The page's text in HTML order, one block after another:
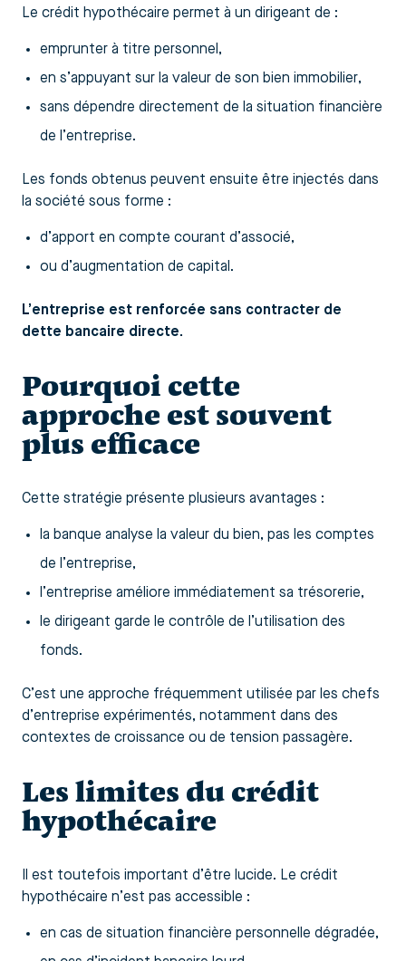
Le crédit hypothécaire permet à un dirigeant de :
emprunter à titre personnel,
en s’appuyant sur la valeur de son bien immobilier,
sans dépendre directement de la situation financière
de l’entreprise.
Les fonds obtenus peuvent ensuite être injectés dans
la société sous forme :
d’apport en compte courant d’associé,
ou d’augmentation de capital.
L’entreprise est renforcée sans contracter de
dette bancaire directe.
Pourquoi cette
approche est souvent
plus efficace
Cette stratégie présente plusieurs avantages :
la banque analyse la valeur du bien, pas les comptes
de l’entreprise,
l’entreprise améliore immédiatement sa trésorerie,
le dirigeant garde le contrôle de l’utilisation des
fonds.
C’est une approche fréquemment utilisée par les chefs
d’entreprise expérimentés, notamment dans des
contextes de croissance ou de tension passagère.
Les limites du crédit
hypothécaire
Il est toutefois important d’être lucide. Le crédit
hypothécaire n’est pas accessible :
en cas de situation financière personnelle dégradée,